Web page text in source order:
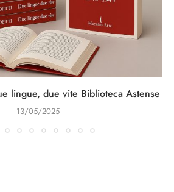
lingue, due vite Biblioteca Astense
13/05/2025